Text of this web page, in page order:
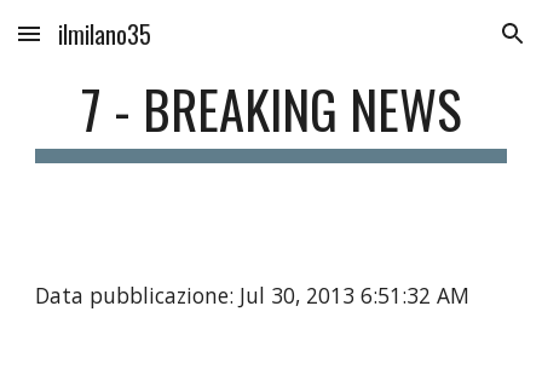
Skip to main content Skip to navigation
ilmilano35
7 - BREAKING NEWS
Data pubblicazione: Jul 30, 2013 6:51:32 AM